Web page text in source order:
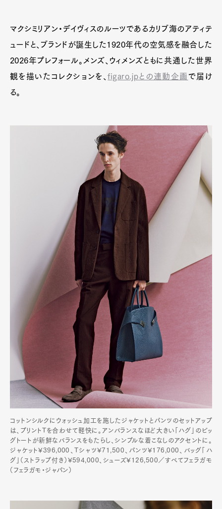
Gourmet Cars
Pen Meet
Pen international Pen tw
マクシミリアン・デイヴィスのルーツであるカリブ海のアティテ
ュードと、ブランドが誕生した1920年代の空気感を融合した
2026年プレフォール。メンズ、ウィメンズともに共通した世界
観を描いたコレクションを、figaro.jpとの連動企画 で届け
る。
コットンシルクにウォッシュ加工を施したジャケットとパンツのセットアップ
は、プリントTを合わせて軽快に。アンバランスなほど大きい「ハグ」のビッ
グトートが新鮮なバランスをもたらし、シンプルな着こなしのアクセントに。
ジャケット¥396,000、Tシャツ¥71,500、パンツ¥176,000、バッグ「ハ
グ」（ストラップ付き）¥594,000、シューズ¥126,500／すべてフェラガモ
（フェラガモ・ジャパン）